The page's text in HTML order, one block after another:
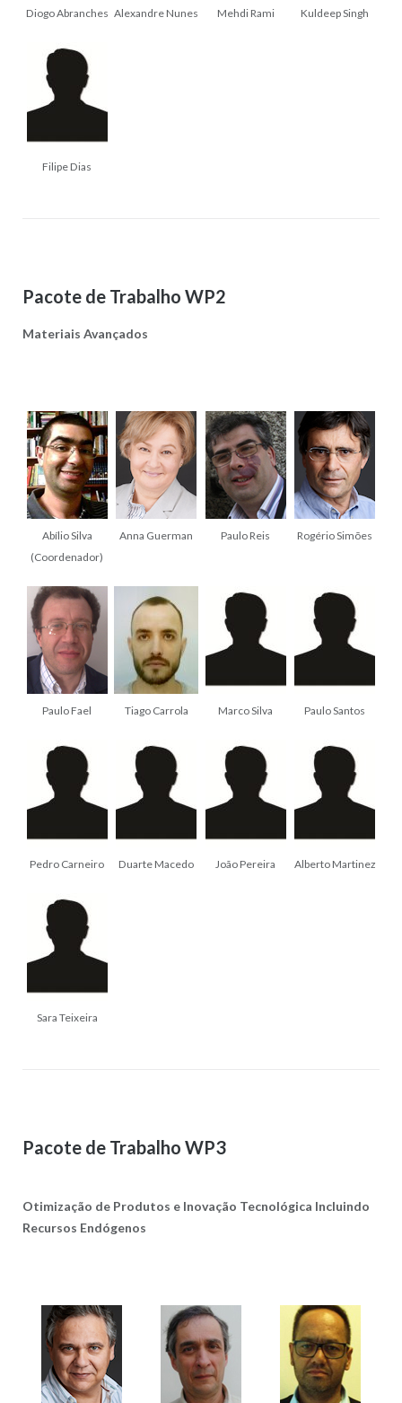
Diogo Abranches Alexandre Nunes Mehdi Rami Kuldeep Singh
Filipe Dias
Pacote de Trabalho WP2
Materiais Avançados
Abílio Silva
(Coordenador)
Anna Guerman Paulo Reis Rogério Simões
Paulo Fael Tiago Carrola Marco Silva Paulo Santos
Pedro Carneiro Duarte Macedo João Pereira Alberto Martinez
Sara Teixeira
Pacote de Trabalho WP3
Otimização de Produtos e Inovação Tecnológica Incluindo
Recursos Endógenos